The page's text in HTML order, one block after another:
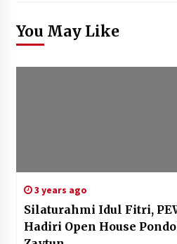
You May Like
3 years ago
Silaturahmi Idul Fitri,
Hadiri Open House